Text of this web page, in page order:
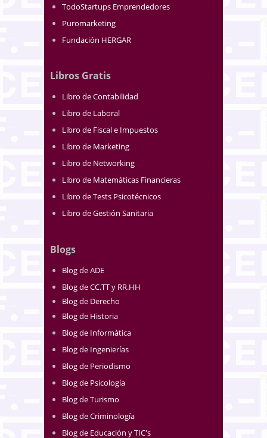
TodoStartups Emprendedores
Puromarketing
Fundación HERGAR
Libros Gratis
Libro de Contabilidad
Libro de Laboral
Libro de Fiscal e Impuestos
Libro de Marketing
Libro de Networking
Libro de Matemáticas Financieras
Libro de Tests Psicotécnicos
Libro de Gestión Sanitaria
Blogs
Blog de ADE
Blog de CC.TT y RR.HH
Blog de Derecho
Blog de Historia
Blog de Informática
Blog de Ingenierías
Blog de Periodismo
Blog de Psicología
Blog de Turismo
Blog de Criminología
Blog de Educación y TIC's